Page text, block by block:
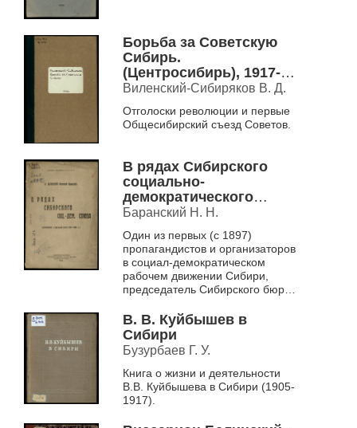
Борьба за Советскую
Сибирь.
(Центросибирь), 1917-
1918 гг
Виленский-Сибиряков В. Д.
Отголоски революции и первые
Общесибирский съезд Советов.
В рядах Сибирского
социально-
демократического
союза
Баранский Н. Н.
Один из первых (с 1897)
пропагандистов и организаторов
в социал-демократическом
рабочем движении Сибири,
председатель Сибирского бюро
роли политических ссыльных в
о...
В. В. Куйбышев в
Сибири
Бузурбаев Г. У.
Книга о жизни и деятельности
В.В. Куйбышева в Сибири (1905-
1917).